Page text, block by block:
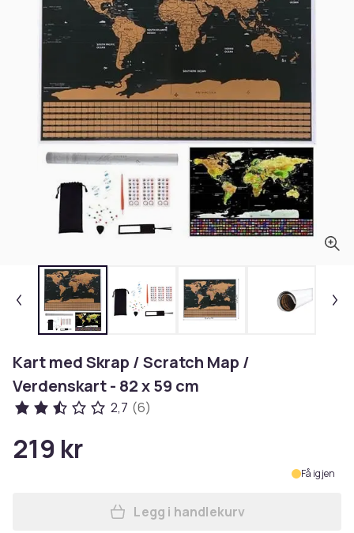
Kart med Skrap / Scratch Map /
Verdenskart - 82 x 59 cm
2,7 (6)
219 kr
Få igjen
Legg Kart med Skrap /
Legg i handlekurv